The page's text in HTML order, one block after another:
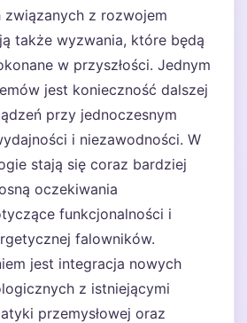
z rozwojem
także wyzwania, które będą
w przyszłości. Jednym
jest konieczność dalszej
przy jednoczesnym
i niezawodności. W
stają się coraz bardziej
oczekiwania
funkcjonalności i
falowników.
jest integracja nowych
z istniejącymi
przemysłowej oraz